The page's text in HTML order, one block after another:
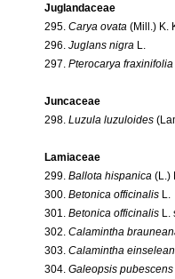
Juglandaceae
295. Carya ovata (Mill.) K.
296. Juglans nigra L.
297. Pterocarya fraxinifolia
Juncaceae
298. Luzula luzuloides
Lamiaceae
299. Ballota hispanica (L.)
300. Betonica officinalis L.
301. Betonica officinalis L.
302. Calamintha
303. Calamintha
304. Galeopsis pubescens